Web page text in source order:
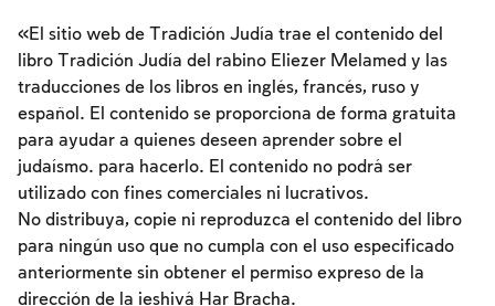
Shavu'ot
Rosh HaShaná
Yom Kipur
Sucot
Los ayunos por la destrucción del Templo
Janucá
Purim
«El sitio web de Tradición Judía trae el contenido del
libro Tradición Judía del rabino Eliezer Melamed y las
traducciones de los libros en inglés, francés, ruso y
español. El contenido se proporciona de forma gratuita
para ayudar a quienes deseen aprender sobre el
judaísmo. para hacerlo. El contenido no podrá ser
utilizado con fines comerciales ni lucrativos.
No distribuya, copie ni reproduzca el contenido del libro
para ningún uso que no cumpla con el uso especificado
anteriormente sin obtener el permiso expreso de la
dirección de la ieshivá Har Bracha.